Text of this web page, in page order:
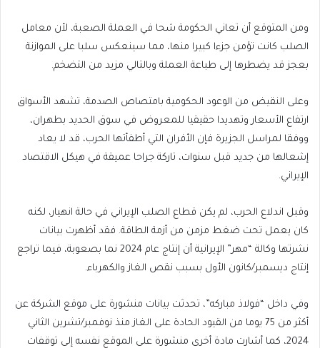
ومن المتوقع أن تعاني الحكومة شحا في العملة الصعبة، لأن معامل
الصلب كانت تؤمن جزءا كبيرا منها، مما سينعكس سلبا على الموازنة
بعجز قد يضطرها إلى طباعة العملة وبالتالي مزيد من التضخم.
وعلى النقيض من الوعود الحكومية بامتصاص الصدمة، تشهد الأسواق
ارتفاع الأسعار وتهديدا حقيقيا للمعروض في سوق الحديد بطهران،
ووفقا لمراسل الجزيرة فإن الأفران التي أطفأتها الحرب، قد لا يعاد
إشعالها من جديد قبل سنوات، تاركة جراحا عميقة في هيكل الاقتصاد
الإيراني.
وقبل اندلاع الحرب، لم يكن قطاع الصلب الإيراني في حالة انهيار، لكنه
كان يعمل تحت ضغط مزمن من أزمة الطاقة. فقد أظهرت بيانات
نشرتها وكالة “مهر” الإيرانية أن إنتاج عام 2024 نما بصعوبة، فيما تراجع
إنتاج ديسمبر/كانون الأول بسبب نقص الغاز والكهرباء.
وفي داخل “فولاذ مباركه”، تحدثت بيانات منشورة على موقع الشركة عن
أكثر من 75 يوما من القيود الحادة على الغاز منذ نوفمبر/تشرين الثاني
2024، كما أشارت مادة أخرى منشورة على الموقع نفسه إلى توقفات